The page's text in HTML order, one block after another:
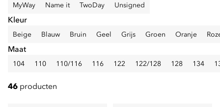
MyWay Name it TwoDay Unsigned
Kleur
Beige Blauw Bruin Geel Grijs Groen Oranje
Maat
104 110 110/116 116 122 122/128 128 134
46 producten